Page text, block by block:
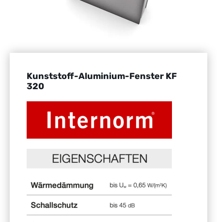
Kunststoff-Aluminium-Fenster KF
320